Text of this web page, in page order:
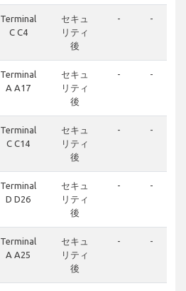
Terminal
C C4
セキュ
リティ
後
- -
Terminal
A A17
セキュ
リティ
後
- -
Terminal
C C14
セキュ
リティ
後
- -
Terminal
D D26
セキュ
リティ
後
- -
Terminal
A A25
セキュ
リティ
後
- -